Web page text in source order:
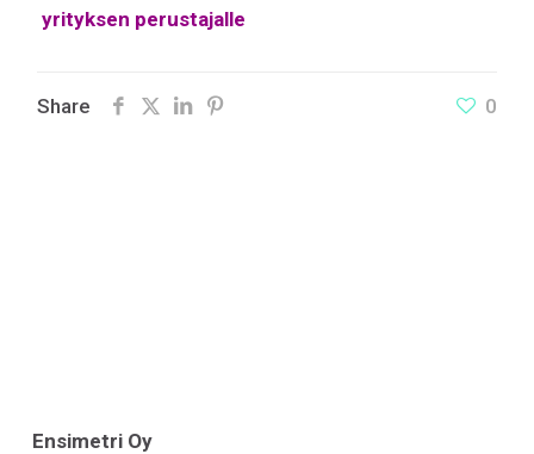
yrityksen perustajalle
Share 0
Ensimetri Oy